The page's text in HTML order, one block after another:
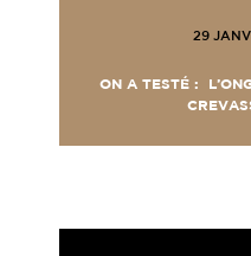
29
ON A TESTÉ :